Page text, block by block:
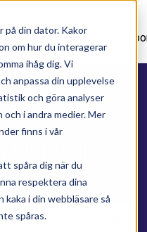
på din dator. Kakor
om hur du interagerar
ihåg dig. Vi
anpassa din upplevelse
och göra analyser
i andra medier. Mer
finns i vår
spåra dig när du
respektera dina
kaka i din webbläsare så
spåras.
Supportavtal
alla